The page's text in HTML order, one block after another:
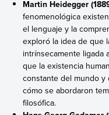
Martin Heidegger
fenomenológica
el lenguaje y la
exploró la idea de que
intrínsecamente ligada
que la existencia
constante del mundo y
cómo se abordaron
filosófica.